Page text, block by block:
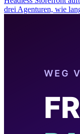
drei Agenturen, wie